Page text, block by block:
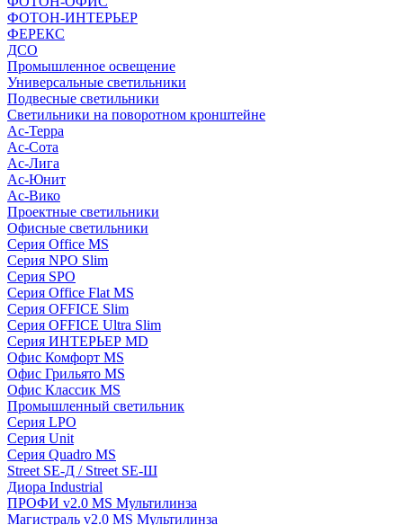
ФОТОН-ИНТЕРЬЕР
ФЕРЕКС
ДСО
Промышленное освещение
Универсальные светильники
Подвесные светильники
Светильники на поворотном кронштейне
Ас-Терра
Ас-Сота
Ас-Лига
Ас-Юнит
Ас-Вико
Проектные светильники
Офисные светильники
Серия Office MS
Серия NPO Slim
Серия SPO
Серия Office Flat MS
Серия OFFICE Slim
Серия OFFICE Ultra Slim
Серия ИНТЕРЬЕР MD
Офис Комфорт MS
Офис Грильято MS
Офис Классик MS
Промышленный светильник
Серия LPO
Серия Unit
Серия Quadro MS
Street SE-Д / Street SE-Ш
Диора Industrial
ПРОФИ v2.0 MS Мультилинза
Магистраль v2.0 MS Мультилинза